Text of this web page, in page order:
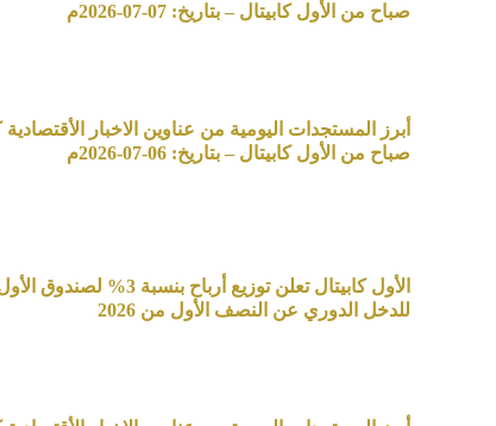
صباح من الأول كابيتال – بتاريخ: 07-07-2026م
أبرز المستجدات اليومية من عناوين الاخبار
صباح من الأول كابيتال – بتاريخ: 06-07-2026م
الأول كابيتال تعلن توزيع أرباح بنسبة 3% لصندوق
للدخل الدوري عن النصف الأول من 2026